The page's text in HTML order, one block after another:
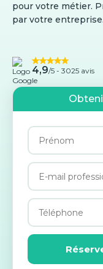
pour votre métier.
par votre entreprise.
4,9/5 - 3025 avis